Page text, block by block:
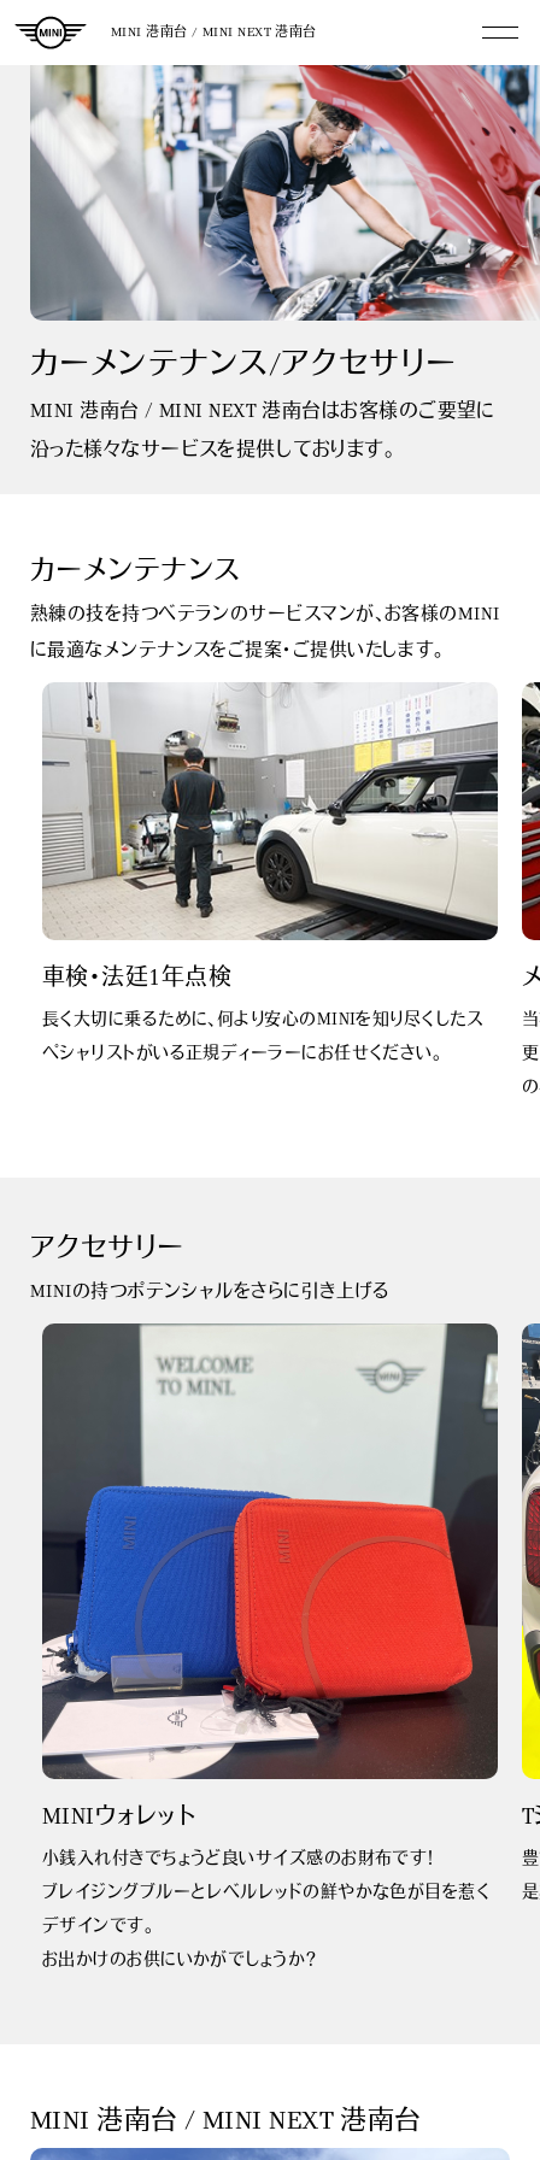
MINI 港南台 / MINI NEXT 港南台
カーメンテナンス/アクセサリー
MINI 港南台 / MINI NEXT 港南台はお客様のご要望に
沿った様々なサービスを提供しております。
カーメンテナンス
熟練の技を持つベテランのサービスマンが、お客様のMINI
に最適なメンテナンスをご提案・ご提供いたします。
車検・法廷1年点検
長く大切に乗るために、何より安心のMINIを知り尽くしたス
ペシャリストがいる正規ディーラーにお任せください。
アクセサリー
MINIの持つポテンシャルをさらに引き上げる
MINIウォレット
小銭入れ付きでちょうど良いサイズ感のお財布です！
ブレイジングブルーとレベルレッドの鮮やかな色が目を惹く
デザインです。
お出かけのお供にいかがでしょうか？
T
MINI 港南台 / MINI NEXT 港南台